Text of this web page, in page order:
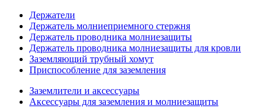
Держатели
Держатель молниеприемного стержня
Держатель проводника молниезащиты
Держатель проводника молниезащиты для кровли
Заземляющий трубный хомут
Приспособление для заземления
Заземлители и аксессуары
Аксессуары для заземления и молниезащиты